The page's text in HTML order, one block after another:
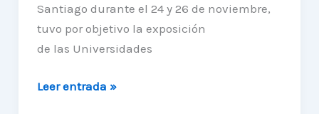
Santiago durante el 24 y 26 de noviembre,
tuvo por objetivo la exposición
de las Universidades
Miembros
Leer entrada »